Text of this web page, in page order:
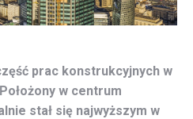
prac konstrukcyjnych w
w centrum
stał się najwyższym w